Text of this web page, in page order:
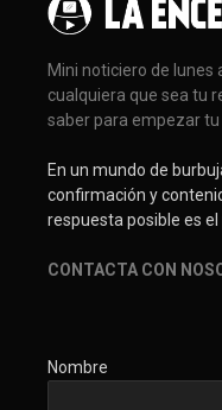
Mini noticiero de lunes
cualquiera que sea tu
saber para empezar tu
En un mundo de
confirmación y
respuesta posible es el
CONTACTA CON
Nombre